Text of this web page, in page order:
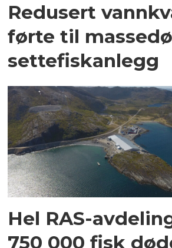
Redusert
førte til
settefiskanlegg
Hel RAS-
750 000 fisk